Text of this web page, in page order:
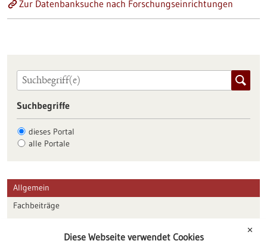
Zur Datenbanksuche nach Forschungseinrichtungen
Suchbegriffe
dieses Portal
alle Portale
Allgemein
Fachbeiträge
Veranstaltungen
✕
Diese Webseite verwendet Cookies